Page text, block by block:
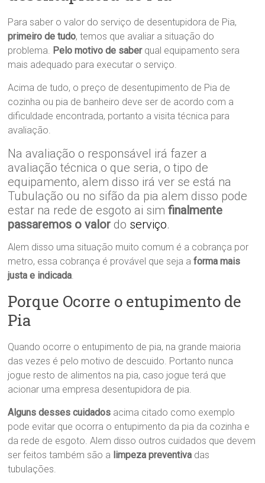
Para saber o valor do serviço de desentupidora de Pia,
primeiro de tudo, temos que avaliar a situação do
problema. Pelo motivo de saberqual equipamento sera
mais adequado para executar o serviço.
Acima de tudo, o preço de desentupimento de Pia de
cozinha ou pia de banheiro deve ser de acordo com a
dificuldade encontrada, portanto a visita técnica para
avaliação.
Na avaliação o responsável irá fazer a
avaliação técnica o que seria, o tipo de
equipamento, alem disso irá ver se está na
Tubulação ou no sifão da pia alem disso pode
estar na rede de esgoto ai simfinalmente
passaremos o valor do serviço.
Alem disso uma situação muito comum é a cobrança por
metro, essa cobrança é provável que seja aforma mais
justa e indicada
Porque Ocorre o entupimento de
Pia
Quando ocorre o entupimento de pia, na grande maioria
das vezes é pelo motivo de descuido. Portanto nunca
jogue resto de alimentos na pia, caso jogue terá que
acionar uma empresa desentupidora de pia.
Alguns desses cuidados acima citado como exemplo
pode evitar que ocorra o entupimento da pia da cozinha e
da rede de esgoto. Alem disso outros cuidados que devem
ser feitos também são a limpeza preventiva das
tubulações.